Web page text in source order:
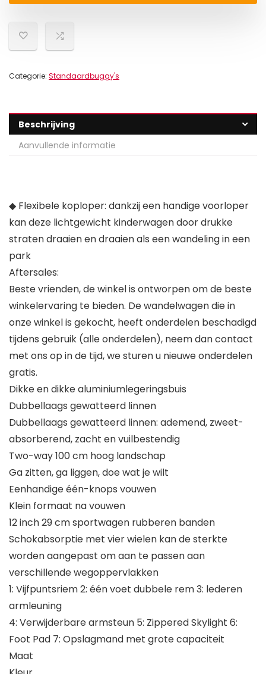
Categorie: Standaardbuggy's
Beschrijving
Aanvullende informatie
◆ Flexibele koploper: dankzij een handige voorloper
kan deze lichtgewicht kinderwagen door drukke
straten draaien en draaien als een wandeling in een
park
Aftersales:
Beste vrienden, de winkel is ontworpen om de beste
winkelervaring te bieden. De wandelwagen die in
onze winkel is gekocht, heeft onderdelen beschadigd
tijdens gebruik (alle onderdelen), neem dan contact
met ons op in de tijd, we sturen u nieuwe onderdelen
gratis.
Dikke en dikke aluminiumlegeringsbuis
Dubbellaags gewatteerd linnen
Dubbellaags gewatteerd linnen: ademend, zweet-
absorberend, zacht en vuilbestendig
Two-way 100 cm hoog landschap
Ga zitten, ga liggen, doe wat je wilt
Eenhandige één-knops vouwen
Klein formaat na vouwen
12 inch 29 cm sportwagen rubberen banden
Schokabsorptie met vier wielen kan de sterkte
worden aangepast om aan te passen aan
verschillende wegoppervlakken
1: Vijfpuntsriem 2: één voet dubbele rem 3: lederen
armleuning
4: Verwijderbare armsteun 5: Zippered Skylight 6:
Foot Pad 7: Opslagmand met grote capaciteit
Maat